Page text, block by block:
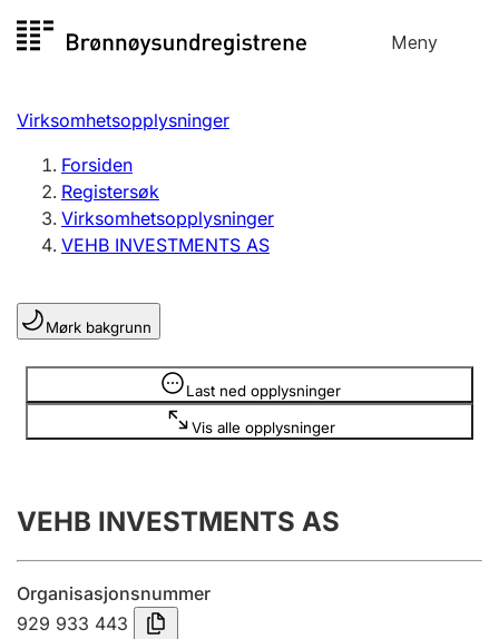
til
Meny
Registersøk
Aksjeselskap
Enkeltpersonforetak
Registrere, endre, slette
Lag og forening
Registrere, endre, slette
Innsending og forsinkelsesgebyr
Virksomhetsopplysninger
Forsiden
Registersøk
Virksomhetsopplysninger
VEHB INVESTMENTS AS
Mørk bakgrunn
Last ned opplysninger
Vis alle opplysninger
Opplysninger er skjult
VEHB INVESTMENTS AS
Organisasjonsnummer
929 933 443